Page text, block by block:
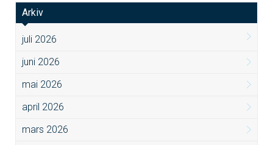
Arkiv
juli 2026
juni 2026
mai 2026
april 2026
mars 2026